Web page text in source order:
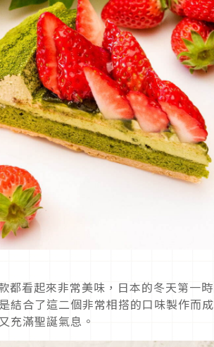
看起來非常美味，日本的冬天第一
結合了這二個非常相搭的口味製作而
充滿聖誕氣息。